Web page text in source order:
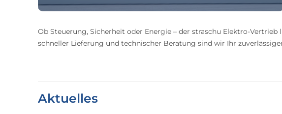
Ob Steuerung, Sicherheit oder Energie – der straschu Elektro-
schneller Lieferung und technischer Beratung sind wir Ihr
Aktuelles